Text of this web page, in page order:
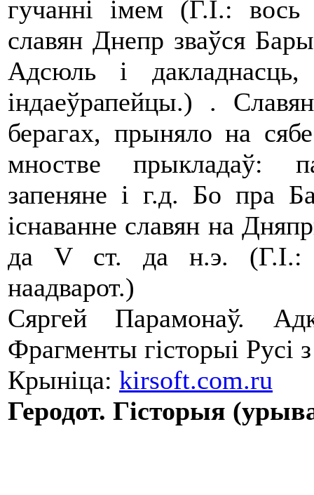
гучанні імем (Г.І.:
славян Днепр зваўся
Адсюль і
індаеўрапейцы.) .
берагах, прыняло на
мностве прыкладаў:
запеняне і г.д. Бо пра
існаванне славян на
да V ст. да н.э. (Г.І.:
наадварот.)
Сяргей Парамонаў.
Фрагменты гісторыі Русі
Крыніца: kirsoft.com.ru
Геродот. Гісторыя